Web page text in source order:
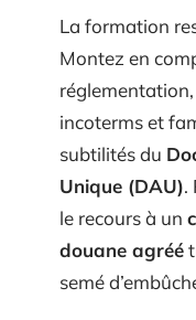
La formation
Montez en
incoterms et
subtilités du
Unique (DAU).
le recours à un
douane agréé
semé